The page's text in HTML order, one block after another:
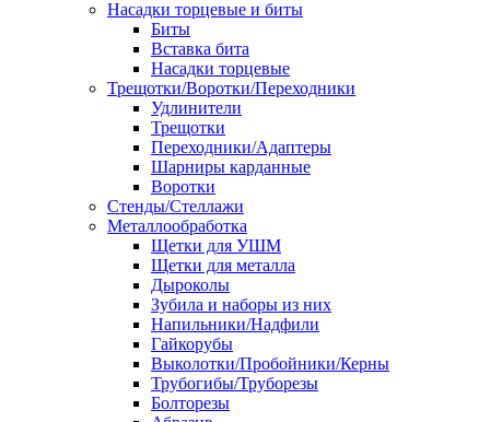
Насадки торцевые и биты
Биты
Вставка бита
Насадки торцевые
Трещотки/Воротки/Переходники
Удлинители
Трещотки
Переходники/Адаптеры
Шарниры карданные
Воротки
Стенды/Стеллажи
Металлообработка
Щетки для УШМ
Щетки для металла
Дыроколы
Зубила и наборы из них
Напильники/Надфили
Гайкорубы
Выколотки/Пробойники/Керны
Трубогибы/Труборезы
Болторезы